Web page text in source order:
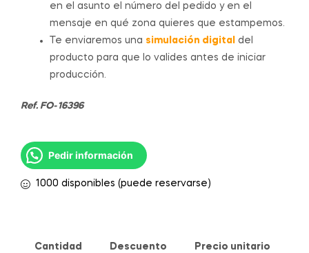
en el asunto el número del pedido y en el
mensaje en qué zona quieres que estampemos.
Te enviaremos una simulación digital
del
producto para que lo valides antes de iniciar
producción.
Ref. FO-16396
Pedir información
1000 disponibles (puede reservarse)
Cantidad Descuento Precio unitario